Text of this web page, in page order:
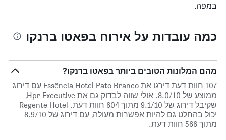
במפה.
כמה עובדות על אירוח בפאטו ברנקו
מהם המלונות הטובים ביותר בפאטו ברנקו?
107 חוות דעת דירגו את Essência Hotel Pato Branco עם דירוג
ממוצע של 8.0/10. אולי שווה לבדוק גם את Hpr Executive,
שקיבל דירוג של 9.1/10 מתוך 604 חוות דעת. Regente Hotel
יכול בהחלט גם להיות אפשרות מעולה, עם דירוג של 8.9/10
מתוך 566 חוות דעת.